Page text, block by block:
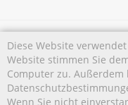
Diese Website
Website stimmen Sie
Computer zu. Außerdem
Wenn Sie nicht
Falls nicht anders bezeichnet, ist
veröffentlicht:
CC Attribution-Noncommercial 4.0